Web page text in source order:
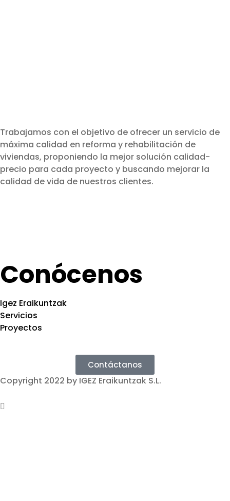
Trabajamos con el objetivo de ofrecer un servicio de
máxima calidad en reforma y rehabilitación de
viviendas, proponiendo la mejor solución calidad-
precio para cada proyecto y buscando mejorar la
calidad de vida de nuestros clientes.
Conócenos
Igez Eraikuntzak
Servicios
Proyectos
Contáctanos
Copyright 2022 by IGEZ Eraikuntzak S.L.